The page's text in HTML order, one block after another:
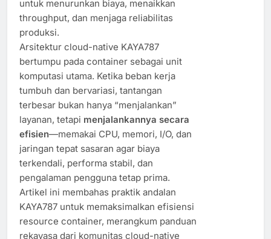
untuk menurunkan biaya, menaikkan
throughput, dan menjaga reliabilitas
produksi.
Arsitektur cloud-native KAYA787
bertumpu pada container sebagai unit
komputasi utama. Ketika beban kerja
tumbuh dan bervariasi, tantangan
terbesar bukan hanya “menjalankan”
layanan, tetapi menjalankannya secara
efisien—memakai CPU, memori, I/O, dan
jaringan tepat sasaran agar biaya
terkendali, performa stabil, dan
pengalaman pengguna tetap prima.
Artikel ini membahas praktik andalan
KAYA787 untuk memaksimalkan efisiensi
resource container, merangkum panduan
rekayasa dari komunitas cloud-native